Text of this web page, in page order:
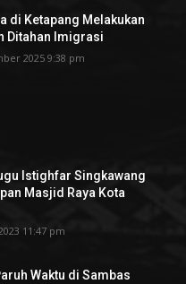
di Ketapang Melakukan
Ditahan Imigrasi
2025 9:38 pm
Istighfar Singkawang
Masjid Raya Kota
11:47 pm
Waktu di Sambas